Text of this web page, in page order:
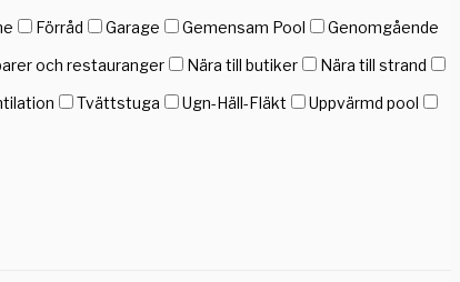
Förråd Garage Gemensam Pool
Genomgående
och restauranger Nära till butiker
Nära till strand
Tvättstuga Ugn-Häll-Fläkt
Uppvärmd pool